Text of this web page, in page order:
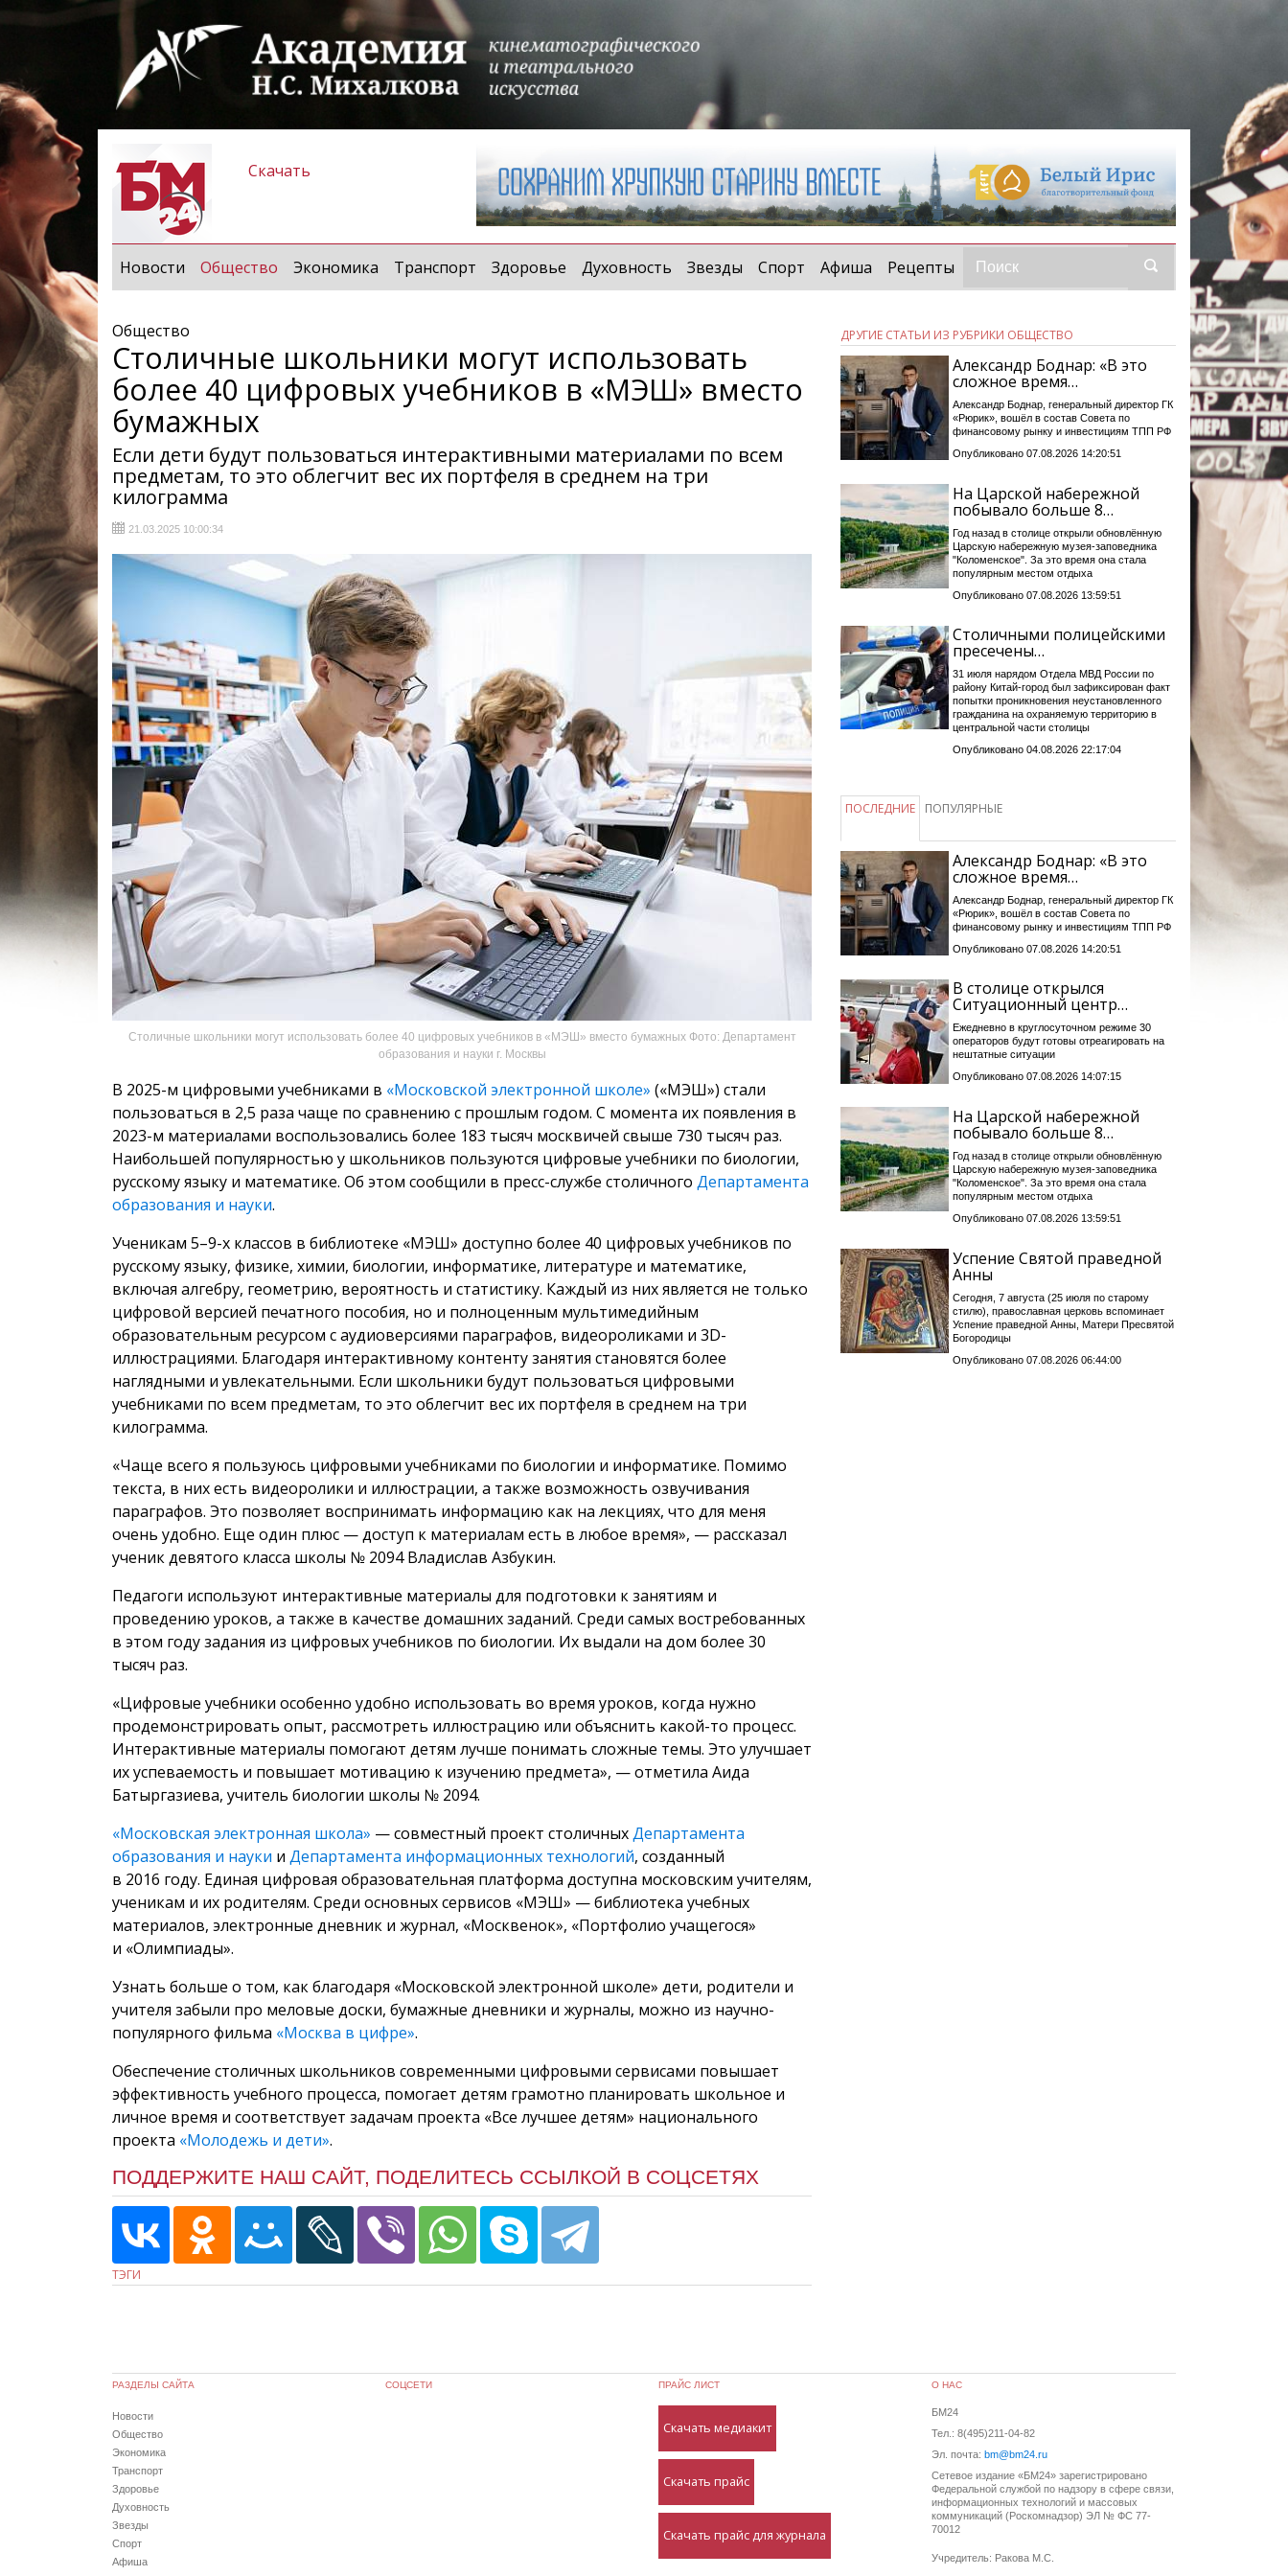
Скачать
Новости Общество (current)
Экономика Транспорт Здоровье Духовность Звезды Спорт Афиша Рецепты
Общество
Столичные школьники могут использовать
более 40 цифровых учебников в «МЭШ» вместо
бумажных
Если дети будут пользоваться интерактивными материалами по всем
предметам, то это облегчит вес их портфеля в среднем на три
килограмма
21.03.2025 10:00:34
Столичные школьники могут использовать более 40 цифровых учебников в «МЭШ» вместо бумажных Фото: Департамент
образования и науки г. Москвы
В 2025-м цифровыми учебниками в «Московской электронной школе» («МЭШ») стали
пользоваться в 2,5 раза чаще по сравнению с прошлым годом. С момента их появления в
2023-м материалами воспользовались более 183 тысяч москвичей свыше 730 тысяч раз.
Наибольшей популярностью у школьников пользуются цифровые учебники по биологии,
русскому языку и математике. Об этом сообщили в пресс-службе столичного Департамента
образования и науки.
Ученикам 5–9-х классов в библиотеке «МЭШ» доступно более 40 цифровых учебников по
русскому языку, физике, химии, биологии, информатике, литературе и математике,
включая алгебру, геометрию, вероятность и статистику. Каждый из них является не только
цифровой версией печатного пособия, но и полноценным мультимедийным
образовательным ресурсом с аудиоверсиями параграфов, видеороликами и 3D-
иллюстрациями. Благодаря интерактивному контенту занятия становятся более
наглядными и увлекательными. Если школьники будут пользоваться цифровыми
учебниками по всем предметам, то это облегчит вес их портфеля в среднем на три
килограмма.
«Чаще всего я пользуюсь цифровыми учебниками по биологии и информатике. Помимо
текста, в них есть видеоролики и иллюстрации, а также возможность озвучивания
параграфов. Это позволяет воспринимать информацию как на лекциях, что для меня
очень удобно. Еще один плюс — доступ к материалам есть в любое время», — рассказал
ученик девятого класса школы № 2094 Владислав Азбукин.
Педагоги используют интерактивные материалы для подготовки к занятиям и
проведению уроков, а также в качестве домашних заданий. Среди самых востребованных
в этом году задания из цифровых учебников по биологии. Их выдали на дом более 30
тысяч раз.
«Цифровые учебники особенно удобно использовать во время уроков, когда нужно
продемонстрировать опыт, рассмотреть иллюстрацию или объяснить какой-то процесс.
Интерактивные материалы помогают детям лучше понимать сложные темы. Это улучшает
их успеваемость и повышает мотивацию к изучению предмета», — отметила Аида
Батыргазиева, учитель биологии школы № 2094.
«Московская электронная школа» — совместный проект столичныхДепартамента
образования и науки и Департамента информационных технологий, созданный
в 2016 году. Единая цифровая образовательная платформа доступна московским учителям,
ученикам и их родителям. Среди основных сервисов «МЭШ» — библиотека учебных
материалов, электронные дневник и журнал, «Москвенок», «Портфолио учащегося»
и «Олимпиады».
Узнать больше о том, как благодаря «Московской электронной школе» дети, родители и
учителя забыли про меловые доски, бумажные дневники и журналы, можно из научно-
популярного фильма «Москва в цифре».
Обеспечение столичных школьников современными цифровыми сервисами повышает
эффективность учебного процесса, помогает детям грамотно планировать школьное и
личное время и соответствует задачам проекта «Все лучшее детям» национального
проекта «Молодежь и дети».
ПОДДЕРЖИТЕ НАШ САЙТ, ПОДЕЛИТЕСЬ ССЫЛКОЙ В СОЦСЕТЯХ
ТЭГИ
ДРУГИЕ СТАТЬИ ИЗ РУБРИКИ ОБЩЕСТВО
Александр Боднар: «В это
сложное время…
Александр Боднар, генеральный директор ГК
«Рюрик», вошёл в состав Совета по
финансовому рынку и инвестициям ТПП РФ
Опубликовано 07.08.2026 14:20:51
На Царской набережной
побывало больше 8…
Год назад в столице открыли обновлённую
Царскую набережную музея-заповедника
"Коломенское". За это время она стала
популярным местом отдыха
Опубликовано 07.08.2026 13:59:51
Столичными полицейскими
пресечены…
31 июля нарядом Отдела МВД России по
району Китай-город был зафиксирован факт
попытки проникновения неустановленного
гражданина на охраняемую территорию в
центральной части столицы
Опубликовано 04.08.2026 22:17:04
ПОСЛЕДНИЕ ПОПУЛЯРНЫЕ
Александр Боднар: «В это
сложное время…
Александр Боднар, генеральный директор ГК
«Рюрик», вошёл в состав Совета по
финансовому рынку и инвестициям ТПП РФ
Опубликовано 07.08.2026 14:20:51
В столице открылся
Ситуационный центр…
Ежедневно в круглосуточном режиме 30
операторов будут готовы отреагировать на
нештатные ситуации
Опубликовано 07.08.2026 14:07:15
На Царской набережной
побывало больше 8…
Год назад в столице открыли обновлённую
Царскую набережную музея-заповедника
"Коломенское". За это время она стала
популярным местом отдыха
Опубликовано 07.08.2026 13:59:51
Успение Святой праведной
Анны
Сегодня, 7 августа (25 июля по старому
стилю), православная церковь вспоминает
Успение праведной Анны, Матери Пресвятой
Богородицы
Опубликовано 07.08.2026 06:44:00
РАЗДЕЛЫ САЙТА
Новости
Общество
Экономика
Транспорт
Здоровье
Духовность
Звезды
Спорт
Афиша
СОЦСЕТИ ПРАЙС ЛИСТ
Скачать медиакит
Скачать прайс
Скачать прайс для журнала
О НАС
БМ24
Тел.: 8(495)211-04-82
Эл. почта: bm@bm24.ru
Сетевое издание «БМ24» зарегистрировано
Федеральной службой по надзору в сфере связи,
информационных технологий и массовых
коммуникаций (Роскомнадзор) ЭЛ № ФС 77-
70012
Учредитель: Ракова М.С.